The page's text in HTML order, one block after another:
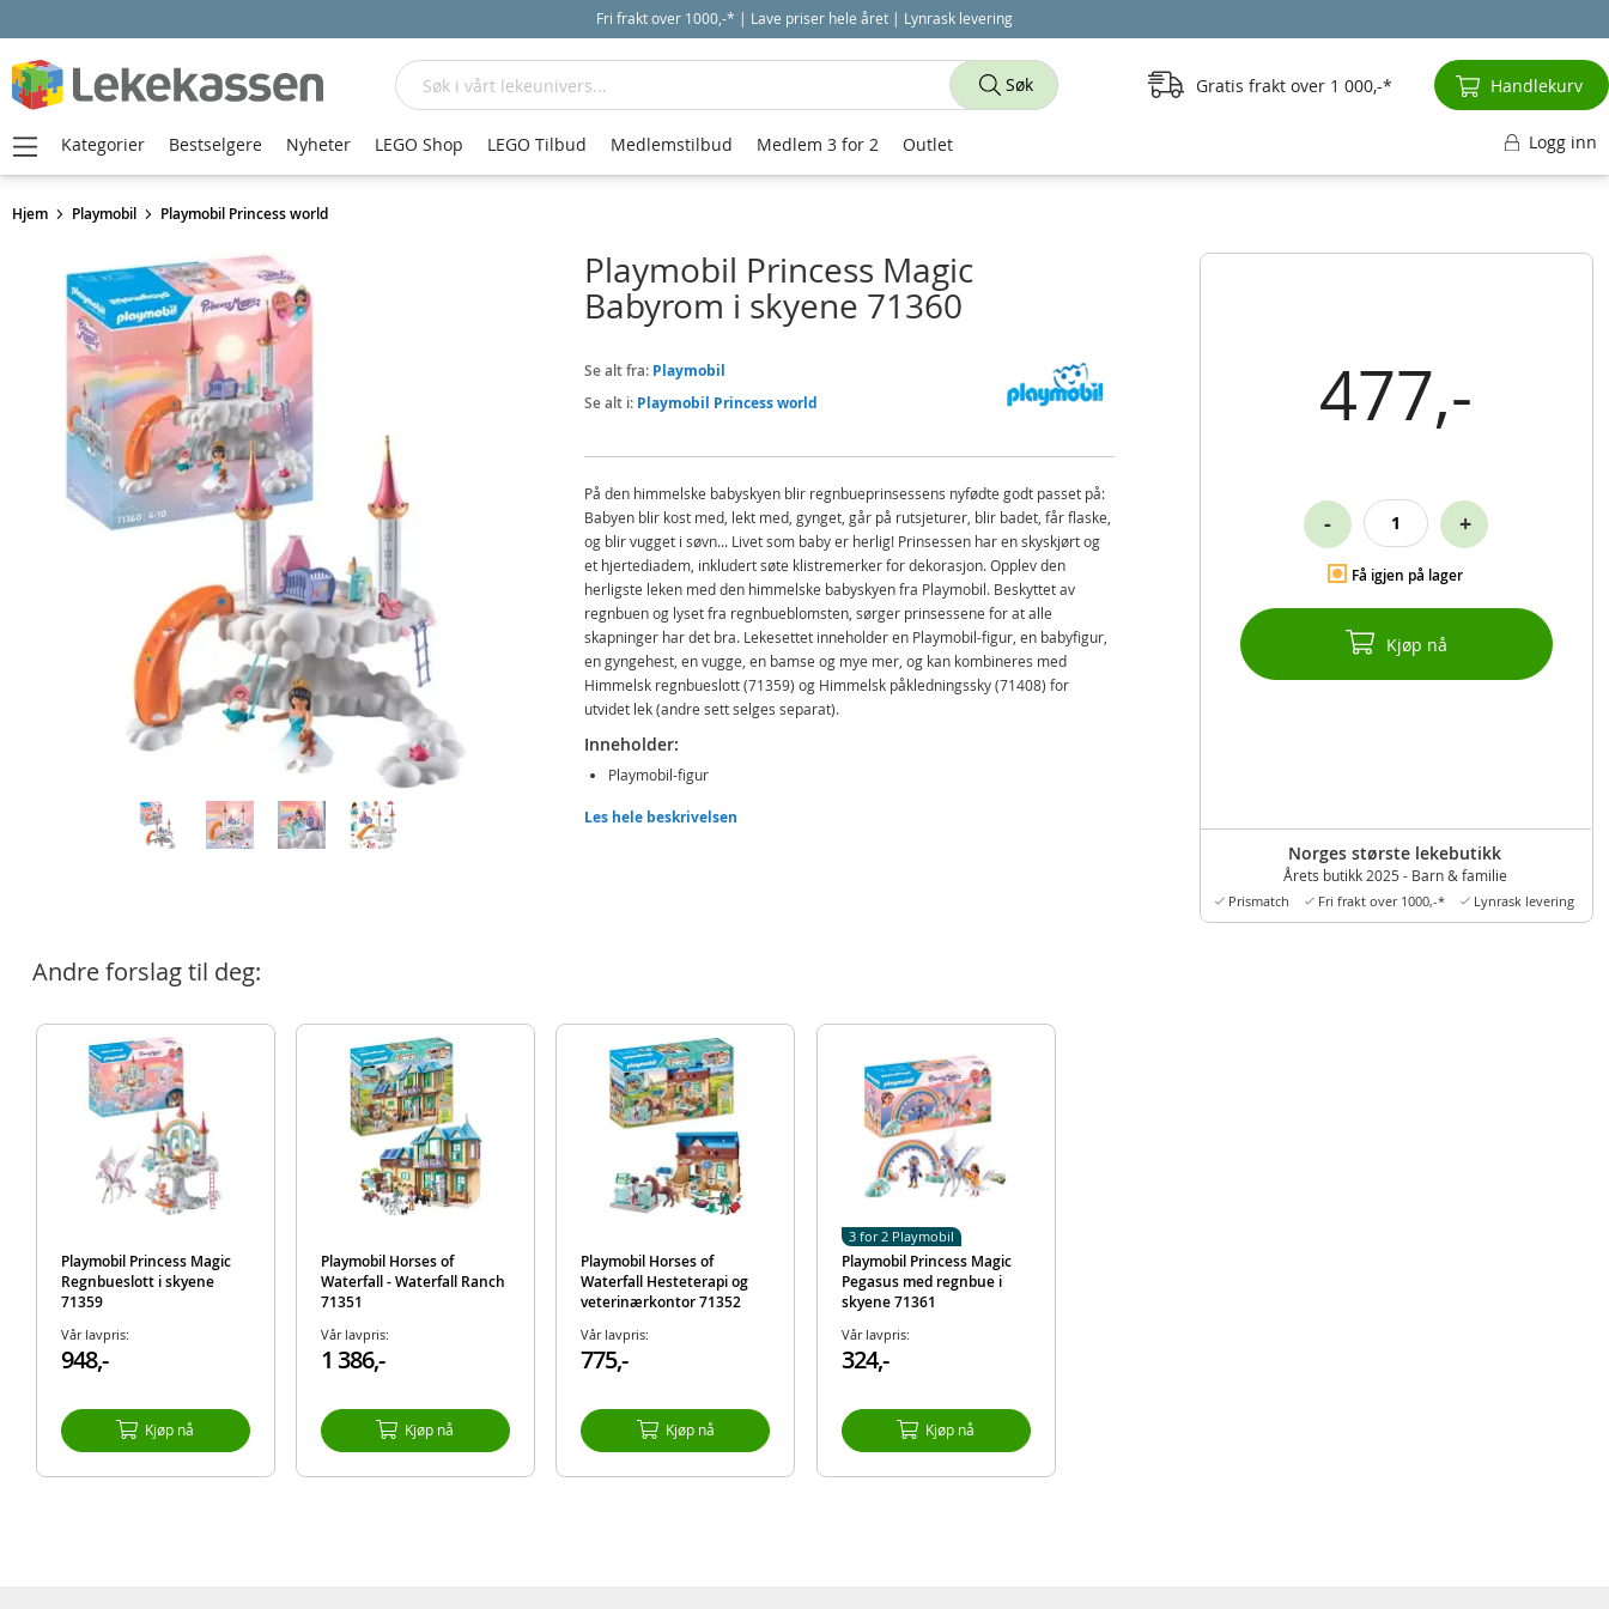
Fri frakt over 1000,-* | Lave priser hele året | Lynrask levering
Hjem Playmobil Playmobil Princess world
477,-
Få igjen på lager
- +
Kjøp nå
Norges største lekebutikk
Årets butikk 2025 - Barn & familie
Prismatch Fri frakt over 1000,-* Lynrask levering
Playmobil Princess Magic
Babyrom i skyene 71360
Se alt fra: Playmobil
Se alt i: Playmobil Princess world
På den himmelske babyskyen blir regnbueprinsessens nyfødte godt passet på:
Babyen blir kost med, lekt med, gynget, går på rutsjeturer, blir badet, får flaske,
og blir vugget i søvn... Livet som baby er herlig! Prinsessen har en skyskjørt og
et hjertediadem, inkludert søte klistremerker for dekorasjon. Opplev den
herligste leken med den himmelske babyskyen fra Playmobil. Beskyttet av
regnbuen og lyset fra regnbueblomsten, sørger prinsessene for at alle
skapninger har det bra. Lekesettet inneholder en Playmobil-figur, en babyfigur,
en gyngehest, en vugge, en bamse og mye mer, og kan kombineres med
Himmelsk regnbueslott (71359) og Himmelsk påkledningssky (71408) for
utvidet lek (andre sett selges separat).
Inneholder:
Playmobil-figur
Produktdetaljer
Modell
EAN 4008789713605
Les hele beskrivelsen
Andre forslag til deg:
Playmobil Princess Magic
Regnbueslott i skyene
71359
Vår lavpris:
948,-
Kjøp nå
Playmobil Horses of
Waterfall - Waterfall Ranch
71351
Vår lavpris:
1 386,-
Kjøp nå
Playmobil Horses of
Waterfall Hesteterapi og
veterinærkontor 71352
Vår lavpris:
775,-
Kjøp nå
Playmobil Princess Magic
Pegasus med regnbue i
skyene 71361
Vår lavpris:
324,-
Kjøp nå
3 for 2 Playmobil
Søk
Søk Gratis frakt over 1 000,- Handlekurv
Kategorier Bestselgere Nyheter LEGO Shop LEGO Tilbud Medlemstilbud Medlem 3 for 2 Outlet Logg inn